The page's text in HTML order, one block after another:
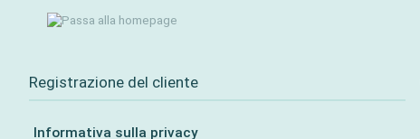
Registrazione del cliente
Informativa sulla privacy